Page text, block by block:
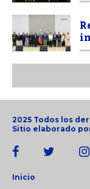
2025 Todos los
Sitio elaborado
Inicio